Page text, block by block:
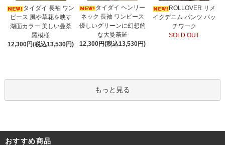
タイダイ 長袖 ワン
ピース 風や草花を映す
湖面カラー 美しい曼荼
羅模様
12,300円(税込13,530円)
タイダイ ヘンリー
ネック 長袖 ワンピース
優しいグリーンに幻想的
な大曼荼羅
12,300円(税込13,530円)
ROLLOVER リメ
イクデニム パンツ パッ
チワーク
SOLD OUT
もっと見る
おすすめ商品